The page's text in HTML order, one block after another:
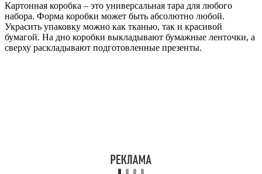
Картонная коробка – это универсальная тара для любого
набора. Форма коробки может быть абсолютно любой.
Украсить упаковку можно как тканью, так и красивой
бумагой. На дно коробки выкладывают бумажные ленточки, а
сверху раскладывают подготовленные презенты.